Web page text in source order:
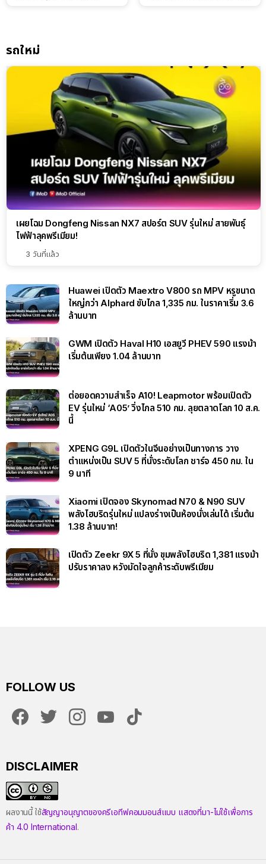
รถใหม่
เผยโฉม Dongfeng Nissan NX7 สปอร์ต SUV รุ่นใหม่ สายพันธุ์
ไฟฟ้าลุคพรีเมียม!
3 วันที่แล้ว
Huawei เปิดตัว Maextro V800 รถ MPV หรูขนาด
ใหญ่กว่า Alphard ขับไกล 1,335 กม. ในราคาเริ่ม 3.6
ล้านบาท
GWM เปิดตัว Haval H10 เอสยูวี PHEV 590 แรงม้า
เริ่มต้นเพียง 1.04 ล้านบาท
ต่อยอดความสำเร็จ A10! Leapmotor พร้อมเปิดตัว
EV รุ่นใหม่ ‘A05’ วิ่งไกล 510 กม. ลุยตลาดโลก 10 ส.ค.
นี้
XPENG G9L เปิดตัวในจีนอย่างเป็นทางการ วาง
ตำแหน่งเป็น SUV 5 ที่นั่งระดับโลก ชาร์จ 450 กม. ใน
9 นาที
Xiaomi เปิดจอง Skynomad N70 & N90 SUV
พลังไฮบริดรุ่นใหม่ แปลงร่างเป็นห้องนั่งเล่นได้ เริ่มต้น
1.38 ล้านบาท!
เปิดตัว Zeekr 9X 5 ที่นั่ง ขุมพลังไฮบริด 1,381 แรงม้า
ปรับราคาลง หวังมัดใจลูกค้าระดับพรีเมียม
FOLLOW US
DISCLAIMER
ผลงานนี้ ใช้สัญญาอนุญาตของครีเอทีฟคอมมอนส์แบบ แสดงที่มา-ไม่ใช้เพื่อการ
ค้า 4.0 International.